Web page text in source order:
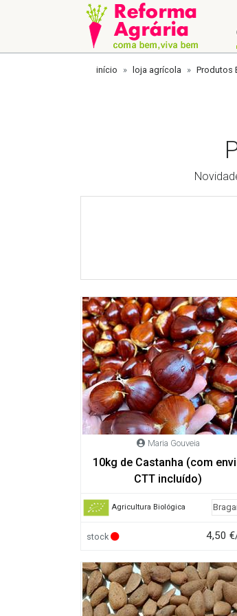
início loja agrícola Produtos
Maria Gouveia
10kg de Castanha (com
CTT incluído)
Agricultura Biológica
stock 4,50